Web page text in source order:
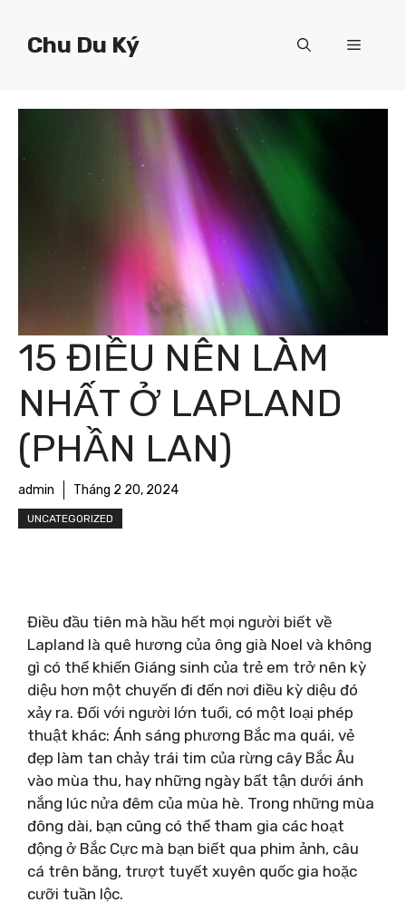
Chu Du Ký Menu
15 ĐIỀU NÊN LÀM
NHẤT Ở LAPLAND
(PHẦN LAN)
admin Tháng 2 20, 2024
UNCATEGORIZED
Điều đầu tiên mà hầu hết mọi người biết về
Lapland là quê hương của ông già Noel và không
gì có thể khiến Giáng sinh của trẻ em trở nên kỳ
diệu hơn một chuyến đi đến nơi điều kỳ diệu đó
xảy ra. Đối với người lớn tuổi, có một loại phép
thuật khác: Ánh sáng phương Bắc ma quái, vẻ
đẹp làm tan chảy trái tim của rừng cây Bắc Âu
vào mùa thu, hay những ngày bất tận dưới ánh
nắng lúc nửa đêm của mùa hè. Trong những mùa
đông dài, bạn cũng có thể tham gia các hoạt
động ở Bắc Cực mà bạn biết qua phim ảnh, câu
cá trên băng, trượt tuyết xuyên quốc gia hoặc
cưỡi tuần lộc.